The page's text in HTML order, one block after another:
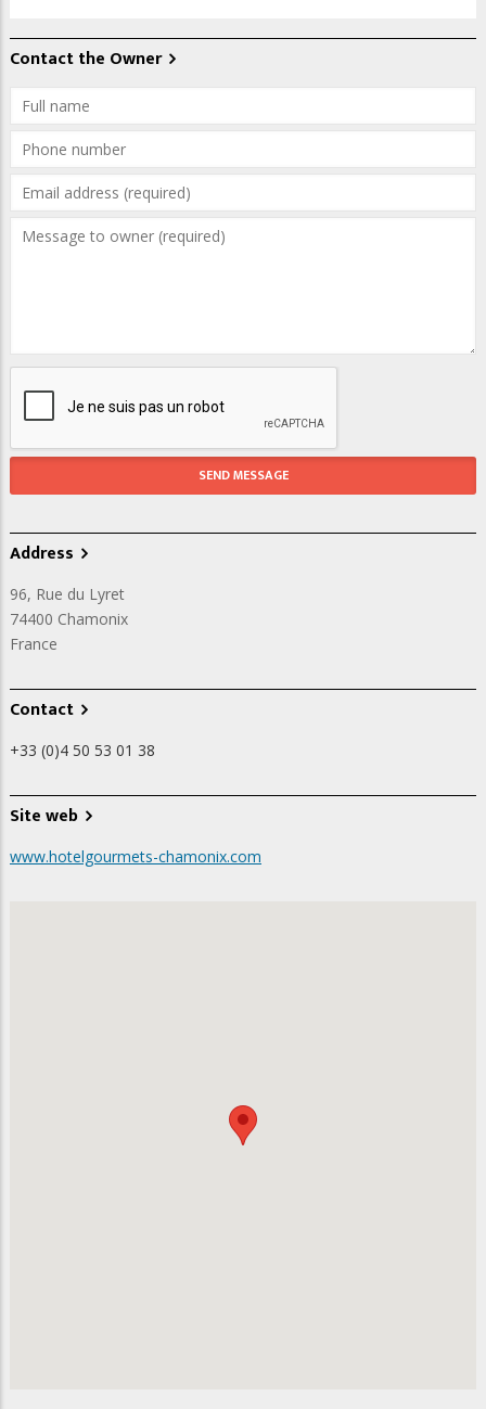
Contact the Owner
Address
96, Rue du Lyret
74400 Chamonix
France
Contact
+33 (0)4 50 53 01 38
Site web
www.hotelgourmets-chamonix.com